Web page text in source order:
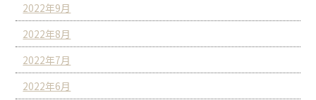
2022年9月
2022年8月
2022年7月
2022年6月